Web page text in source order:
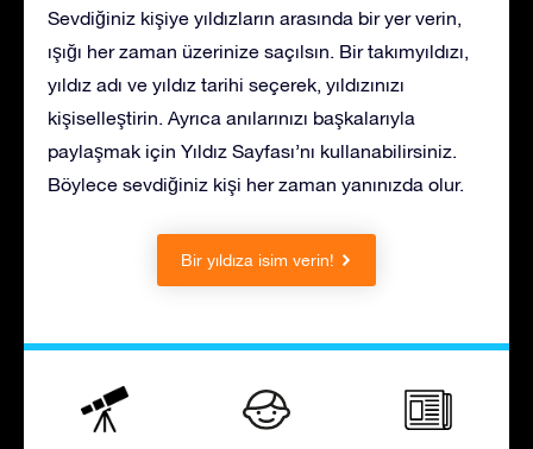
Sevdiğiniz kişiye yıldızların arasında bir yer verin,
ışığı her zaman üzerinize saçılsın. Bir takımyıldızı,
yıldız adı ve yıldız tarihi seçerek, yıldızınızı
kişiselleştirin. Ayrıca anılarınızı başkalarıyla
paylaşmak için Yıldız Sayfası’nı kullanabilirsiniz.
Böylece sevdiğiniz kişi her zaman yanınızda olur.
Bir yıldıza isim verin!